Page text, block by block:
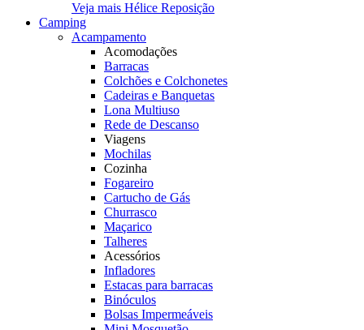
Veja mais Hélice Reposição
Camping
Acampamento
Acomodações
Barracas
Colchões e Colchonetes
Cadeiras e Banquetas
Lona Multiuso
Rede de Descanso
Viagens
Mochilas
Cozinha
Fogareiro
Cartucho de Gás
Churrasco
Maçarico
Talheres
Acessórios
Infladores
Estacas para barracas
Binóculos
Bolsas Impermeáveis